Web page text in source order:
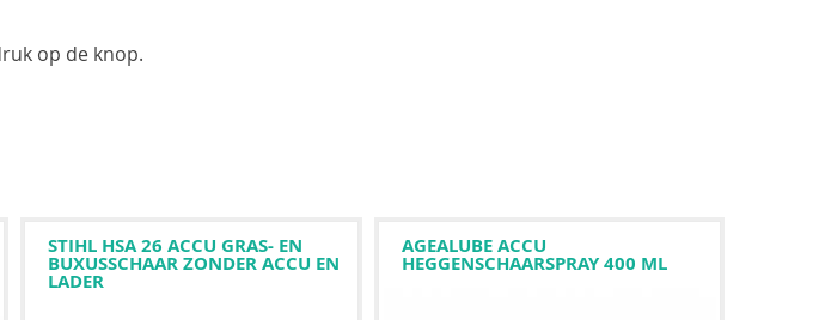
op de knop.
STIHL HSA 26 ACCU GRAS- EN
BUXUSSCHAAR ZONDER ACCU EN
LADER
AGEALUBE ACCU
HEGGENSCHAARSPRAY 400 ML